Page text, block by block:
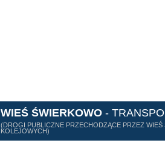
WIEŚ ŚWIERKOWO -
(DROGI PUBLICZNE PRZECHODZĄCE PRZEZ
KOLEJOWYCH)